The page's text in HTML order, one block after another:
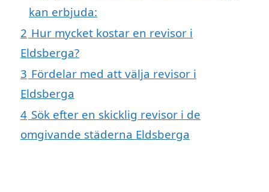
kan erbjuda:
2 Hur mycket kostar en revisor i
Eldsberga?
3 Fördelar med att välja revisor i
Eldsberga
4 Sök efter en skicklig revisor i de
omgivande städerna Eldsberga